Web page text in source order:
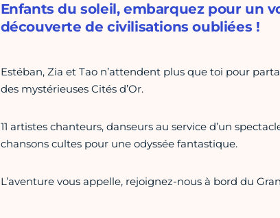
Enfants du soleil, embarquez pour un
découverte de civilisations oubliées !
Estéban, Zia et Tao n’attendent plus que toi pour
des mystérieuses Cités d’Or.
11 artistes chanteurs, danseurs au service d’un
chansons cultes pour une odyssée fantastique.
L’aventure vous appelle, rejoignez-nous à bord du